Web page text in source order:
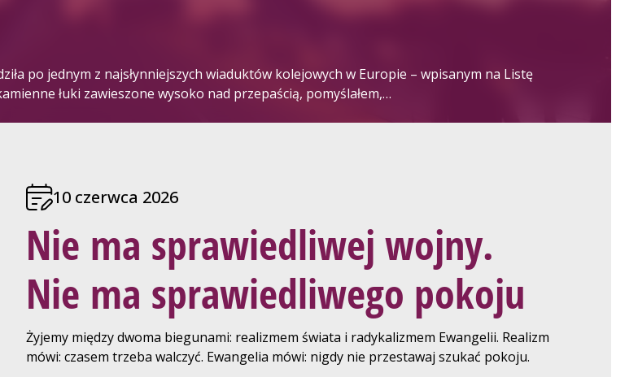
po jednym z najsłynniejszych wiaduktów kolejowych w Europie – wpisanym na Listę
łuki zawieszone wysoko nad przepaścią, pomyślałem,…
10 czerwca 2026
Nie ma sprawiedliwej wojny.
Nie ma sprawiedliwego pokoju
Żyjemy między dwoma biegunami: realizmem świata i radykalizmem Ewangelii. Realizm
mówi: czasem trzeba walczyć. Ewangelia mówi: nigdy nie przestawaj szukać pokoju.